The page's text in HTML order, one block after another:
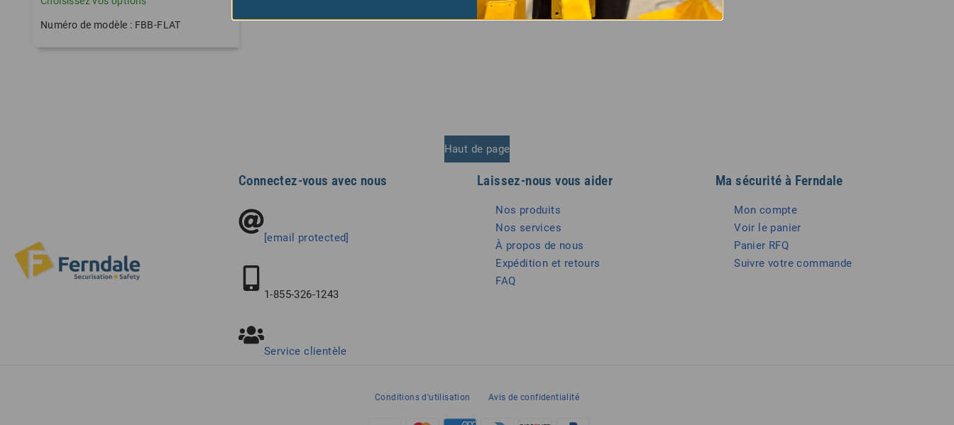
Numéro de modèle : FBB-FLAT
Haut de page
Connectez-vous avec nous
[email protected]
1-855-326-1243
Service clientèle
Laissez-nous vous aider
Nos produits
Nos services
À propos de nous
Expédition et retours
FAQ
Ma sécurité à Ferndale
Mon compte
Voir le panier
Panier RFQ
Suivre votre commande
Conditions d'utilisation Avis de confidentialité